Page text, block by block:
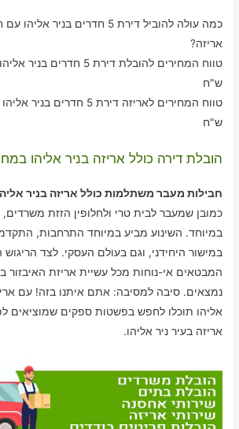
כמה עולה להוביל דירת 5 חדרים
אריזה?
ש"ח
ש"ח
הובלת דירה כולל אריזה בניר אליהו
חבילות מעבר משתלמות כולל אריזה בניר
כמובן שמעבר לבית טרי ולחלופין הזזת
במיוחד. השינוע מביע במיוחד התרחבות,
במישור היחידני, וגם בעולם העסקי. לצד
המבטאים אי-נוחות מכל עשיית אריזת האיבזור
נמצאים. סיבה למסיבה: אתם איתנו בזה! עם
אליהו תוכלו לחפש בפשטות ספקים שמוציאים
אריזה בעיר ניר אליהו.